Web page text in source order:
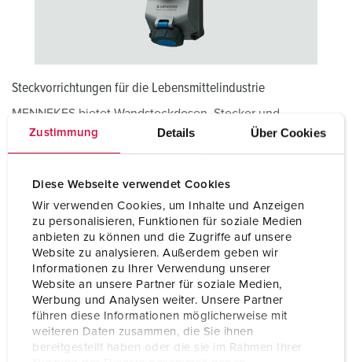
Zustimmung Details Über Cookies
Diese Webseite verwendet Cookies
Wir verwenden Cookies, um Inhalte und Anzeigen
zu personalisieren, Funktionen für soziale Medien
anbieten zu können und die Zugriffe auf unsere
Website zu analysieren. Außerdem geben wir
Informationen zu Ihrer Verwendung unserer
Website an unsere Partner für soziale Medien,
Werbung und Analysen weiter. Unsere Partner
führen diese Informationen möglicherweise mit
weiteren Daten zusammen, die Sie ihnen
bereitgestellt haben oder die sie im Rahmen Ihrer
Steckvorrichtungen für die Lebensmittelindustrie
MENNEKES bietet Wandsteckdosen, Stecker und
Kupplungen, die über herausragende
Schmutzablagerungen verfügen.
PORTFOLIO STECKVORRICHTUNGEN